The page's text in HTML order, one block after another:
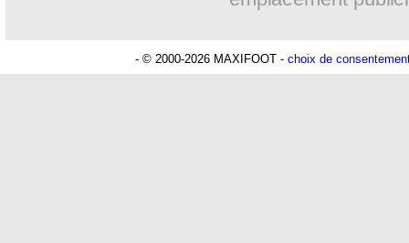
- © 2000-2026 MAXIFOOT - choix de